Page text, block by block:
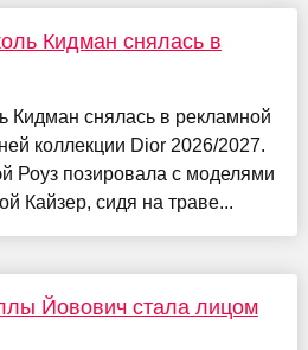
Кидман снялась в
Кидман снялась в рекламной
коллекции Dior 2026/2027.
Роуз позировала с моделями
Кайзер, сидя на траве...
Йовович стала лицом